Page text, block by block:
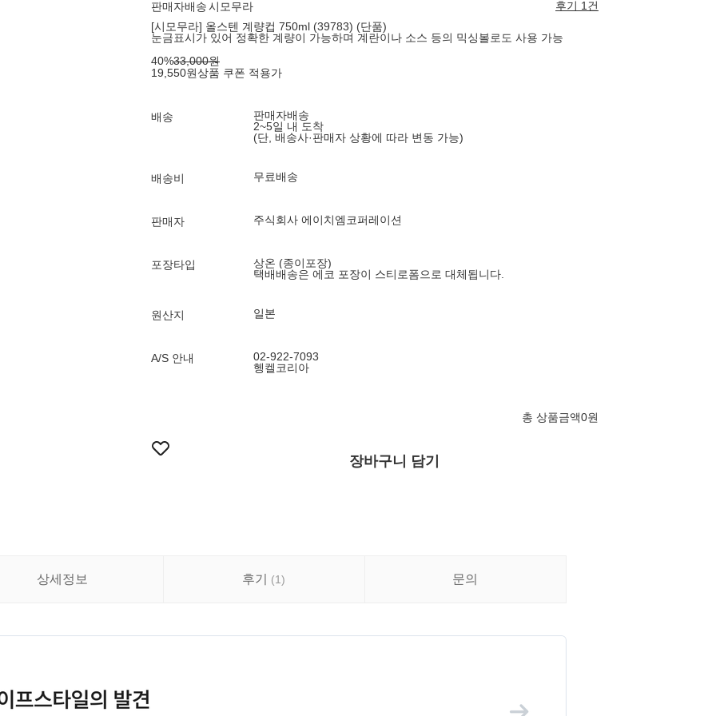
판매자배송시모무라
후기 1건
[시모무라] 올스텐 계량컵 750ml (39783) (단품)
눈금표시가 있어 정확한 계량이 가능하며 계란이나 소스 등의 믹싱볼로도 사용 가능
40%33,000원
19,550원상품 쿠폰 적용가
배송
판매자배송
2~5일 내 도착
(단, 배송사·판매자 상황에 따라 변동 가능)
배송비 무료배송
판매자 주식회사 에이치엠코퍼레이션
포장타입
상온 (종이포장)
택배배송은 에코 포장이 스티로폼으로 대체됩니다.
원산지 일본
A/S 안내
02-922-7093
헹켈코리아
총 상품금액0원
장바구니 담기
상세정보 후기 (1) 문의